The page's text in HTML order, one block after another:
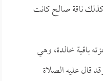
ناقة صالح كانت
باقية خالدة، وهي
قال عليه الصلاة